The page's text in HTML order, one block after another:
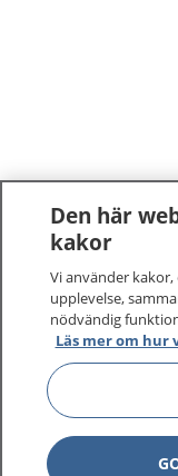
1177–
På 1177.se får
sjukdomar och
Logga in för att
vårdärenden.
1177 ger dig råd
Den här
kakor
Vi använder
upplevelse,
nödvändig
Läs mer om hur